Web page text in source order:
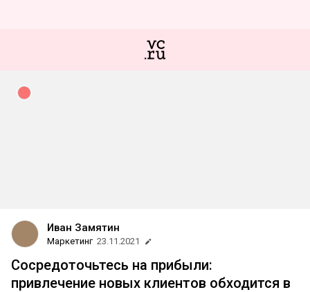
Иван Замятин
Маркетинг 23.11.2021
Сосредоточьтесь на прибыли:
привлечение новых клиентов обходится в